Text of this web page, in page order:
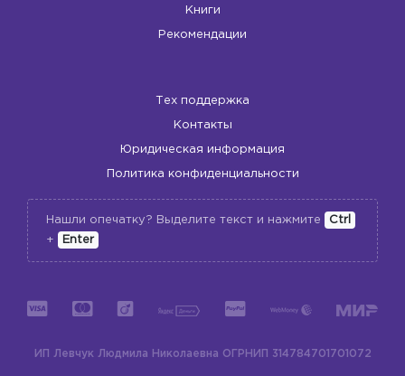
Книги
Рекомендации
Тех поддержка
Контакты
Юридическая информация
Политика конфиденциальности
Нашли опечатку? Выделите текст и нажмите
Ctrl
+
Enter
ИП Левчук Людмила Николаевна ОГРНИП 314784701701072